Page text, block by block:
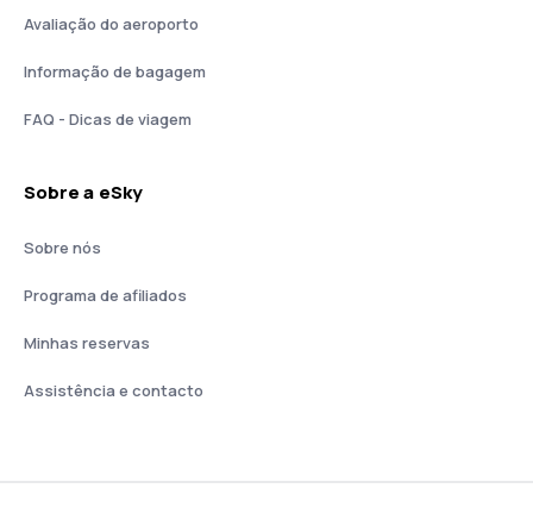
Avaliação do aeroporto
Informação de bagagem
FAQ - Dicas de viagem
Sobre a eSky
Sobre nós
Programa de afiliados
Minhas reservas
Assistência e contacto